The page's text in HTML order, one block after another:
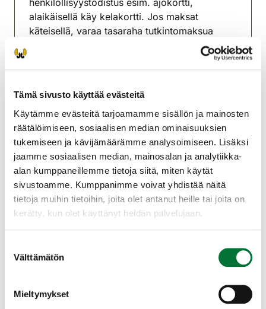
Tämä sivusto käyttää evästeitä
Käytämme evästeitä tarjoamamme sisällön ja mainosten
räätälöimiseen, sosiaalisen median ominaisuuksien
tukemiseen ja kävijämäärämme analysoimiseen. Lisäksi
jaamme sosiaalisen median, mainosalan ja analytiikka-
alan kumppaneillemme tietoja siitä, miten käytät
sivustoamme. Kumppanimme voivat yhdistää näitä
tietoja muihin tietoihin, joita olet antanut heille tai joita on
kerätty, kun olet käyttänyt heidän palvelujaan.
valinta
Välttämätön
Mieltymykset
alaikäisellä käy kelakortti. Jos maksat
käteisellä, varaa tasaraha tutkintomaksua
varten. Muista ottaa mukaan myös lyijykynä ja
ennen ilmoittatumista.
Tilaisuudessa tutkinnon suorittaminen on
mahdollista omalla päätelaitteella (puhelin,
tabletti) Mikäli haluat suorittaa tutkinnon
omalla päätelaitteellasi, huolehdi siitä, että
laitteen akku on ladattu täyteen ja käytössäsi
on toimiva verkkoyhteys.
Saavu tutkintoon ajoissa.
Pohjois-Savo